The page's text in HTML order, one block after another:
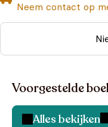
Neem contact op
Voorgestelde
Alles bekijken